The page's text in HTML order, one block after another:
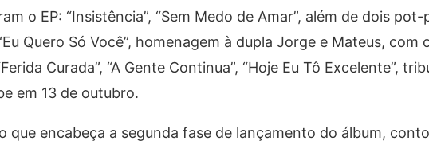
o EP: “Insistência”, “Sem Medo de Amar”, além de dois pot-
Quero Só Você”, homenagem à dupla Jorge e Mateus,
Curada”, “A Gente Continua”, “Hoje Eu Tô Excelente”,
em 13 de outubro.
que encabeça a segunda fase de lançamento do álbum,